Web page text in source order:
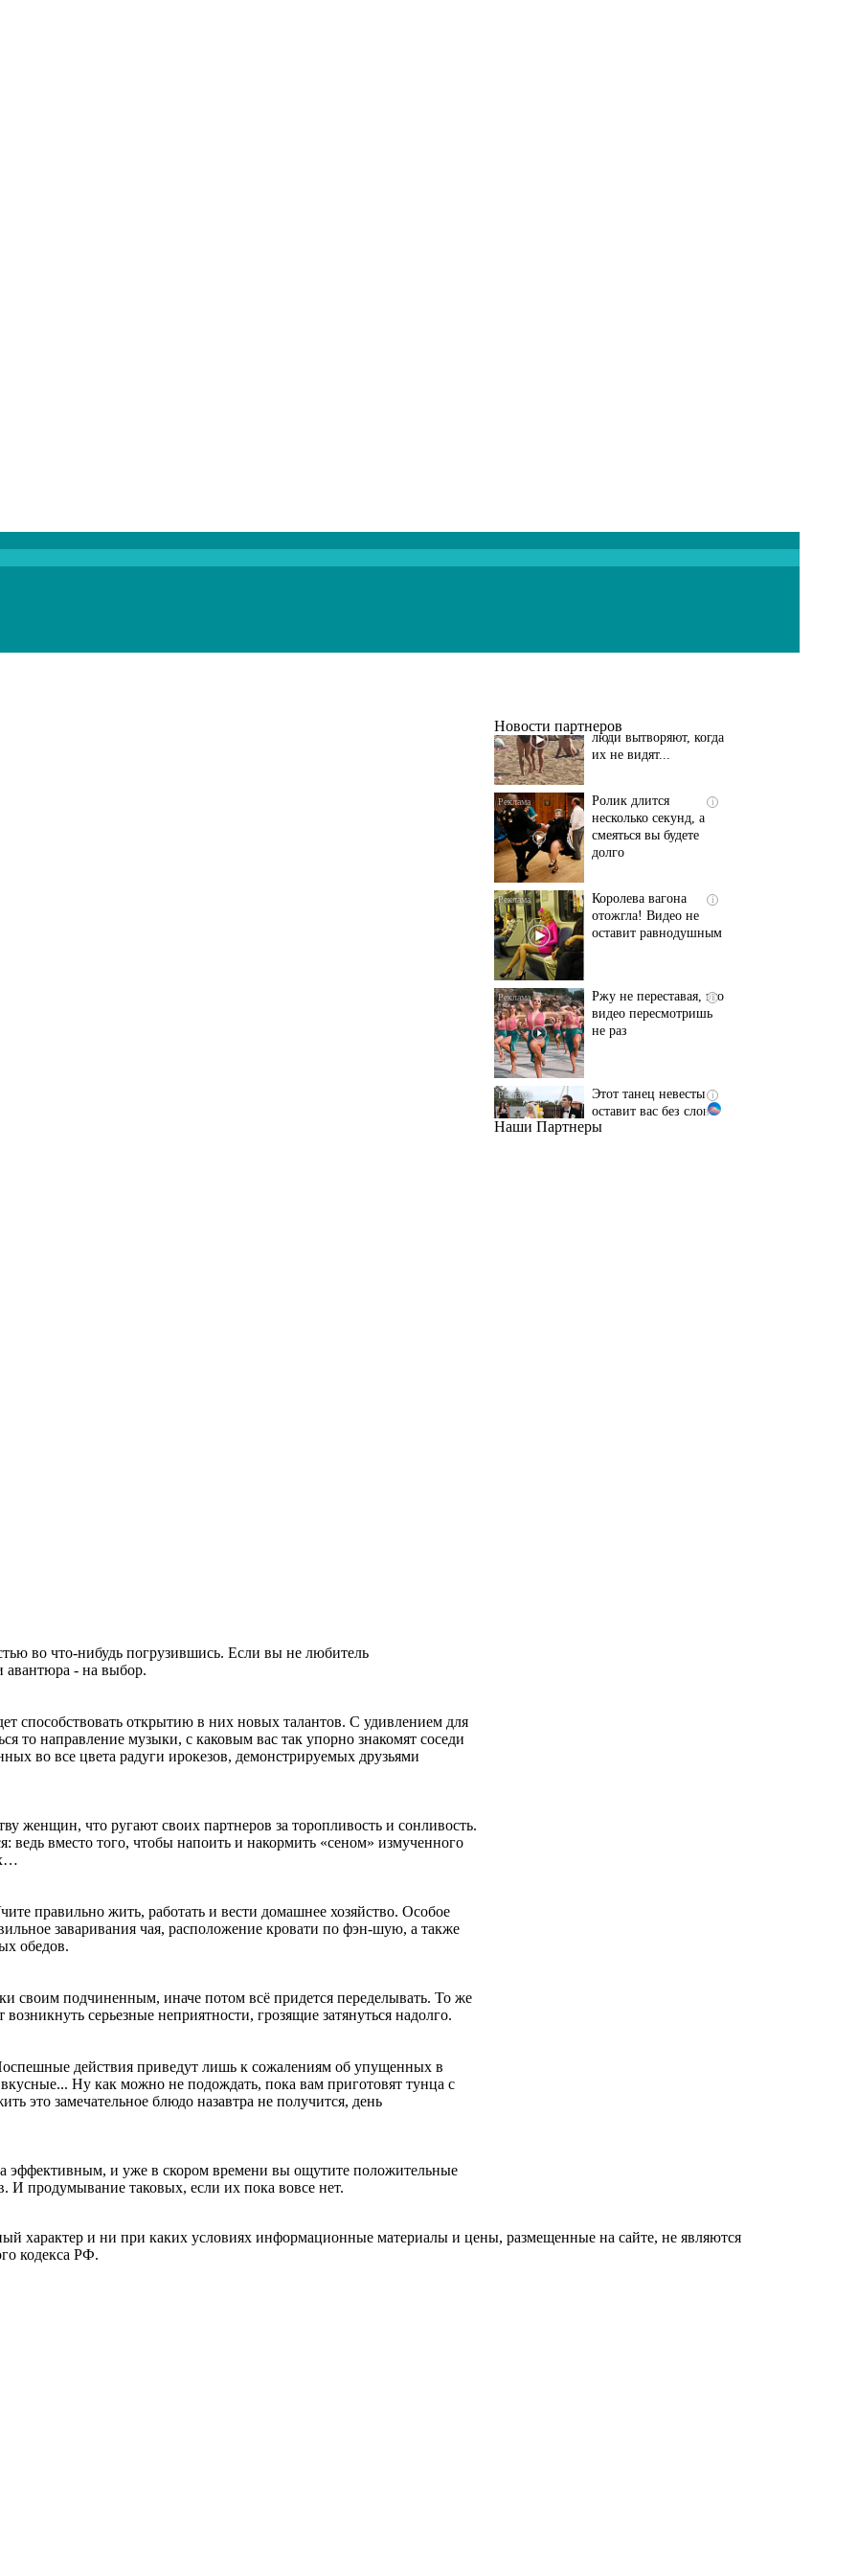
во что-нибудь погрузившись. Если вы не любитель
авантюра - на выбор.
способствовать открытию в них новых талантов. С удивлением для
то направление музыки, с каковым вас так упорно знакомят соседи
во все цвета радуги ирокезов, демонстрируемых друзьями
женщин, что ругают своих партнеров за торопливость и сонливость.
ведь вместо того, чтобы напоить и накормить «сеном» измученного
правильно жить, работать и вести домашнее хозяйство. Особое
заваривания чая, расположение кровати по фэн-шую, а также
обедов.
своим подчиненным, иначе потом всё придется переделывать. То же
серьезные неприятности, грозящие затянуться надолго.
действия приведут лишь к сожалениям об упущенных в
Ну как можно не подождать, пока вам приготовят тунца с
это замечательное блюдо назавтра не получится, день
эффективным, и уже в скором времени вы ощутите положительные
И продумывание таковых, если их пока вовсе нет.
Новости партнеров
i
Ролик длится
несколько секунд, а
долго
Королева вагона
отожгла! Видео не
i
Ржу не переставая, это
Этот танец невесты
Ролик длится пару
Наши Партнеры
характер и ни при каких условиях информационные материалы и цены, размещенные на сайте, не являются
кодекса РФ.